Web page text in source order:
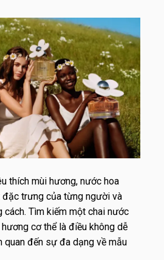
thích mùi hương, nước hoa
trưng của từng người và
cách. Tìm kiếm một chai nước
cơ thể là điều không dễ
quan đến sự đa dạng về mẫu